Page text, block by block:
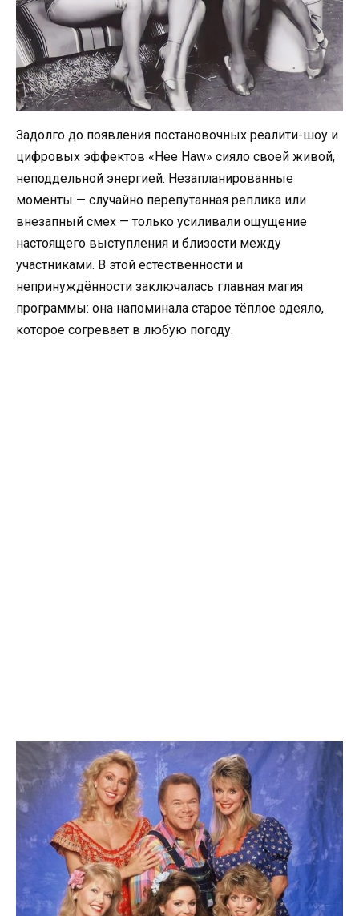
Задолго до появления постановочных реалити-шоу и
цифровых эффектов «Hee Haw» сияло своей живой,
неподдельной энергией. Незапланированные
моменты — случайно перепутанная реплика или
внезапный смех — только усиливали ощущение
настоящего выступления и близости между
участниками. В этой естественности и
непринуждённости заключалась главная магия
программы: она напоминала старое тёплое одеяло,
которое согревает в любую погоду.